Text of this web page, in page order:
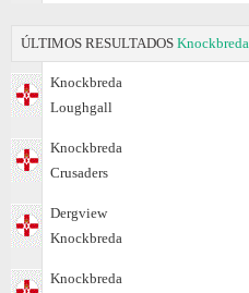
ÚLTIMOS RESULTADOS Knockbreda
Knockbreda
Loughgall
Knockbreda
Crusaders
Dergview
Knockbreda
Knockbreda